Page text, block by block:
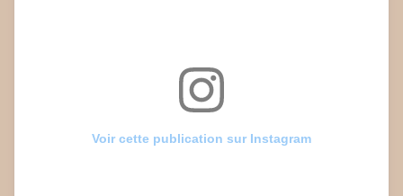
Voir cette publication sur Instagram